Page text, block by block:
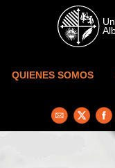
Skip to main content
QUIENES SOMOS